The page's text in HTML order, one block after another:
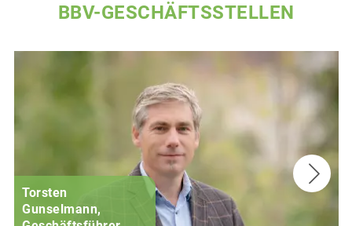
BBV-GESCHÄFTSSTELLEN
Torsten
Gunselmann,